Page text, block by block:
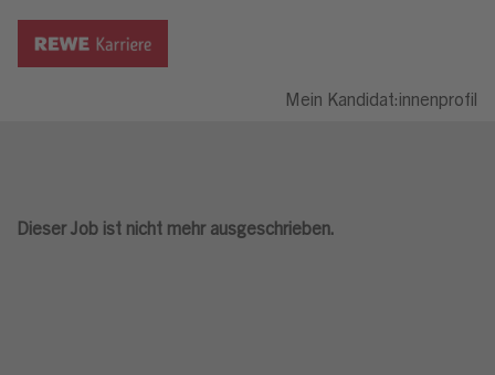
Mein Kandidat:innenprofil
Dieser Job ist nicht mehr ausgeschrieben.